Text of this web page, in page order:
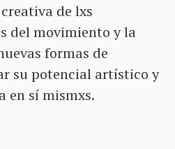
de lxs
del movimiento y la
formas de
su potencial artístico y
en sí mismxs.